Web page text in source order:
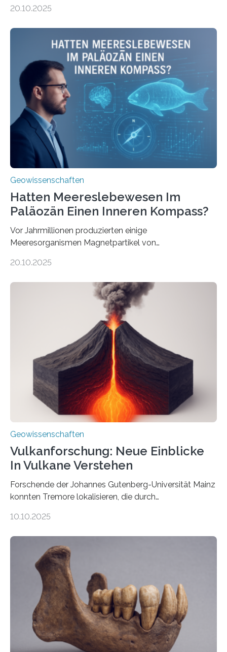
Umweltwissenschaften der Universität Bremen –
Stoffkreislauf im Ozean prägen. Die Überblicksstudie
mit dem Titel „Iron’s Irony“ ist in Communications Earth
& Environment erschienen. Die Studie fasst bestehende
Forschungsergebnisse zusammen und interpretiert sie
neu, um zu erklären, wie Eisen, das aus hydrothermalen
Systemen freigesetzt wird, über ganze Ozeanbecken
transportiert werden kann. „Das…
20.10.2025
Geowissenschaften
Hatten Meereslebewesen Im
Paläozän Einen Inneren Kompass?
Vor Jahrmillionen produzierten einige
Meeresorganismen Magnetpartikel von
Sedimenten zu finden sind. Nun ist es einem
Domänen auf einem dieser „Riesenmagnetfossilien” mit
einer raffinierten Methode an der Diamond-
Röntgenquelle zu kartieren. Ihre Analyse zeigt, dass
diese Partikel es den Organismen ermöglicht haben
könnten, winzige Schwankungen sowohl in der
Richtung als auch in der Intensität des Erdmagnetfelds
wahrzunehmen. Dadurch konnten sie sich verorten und
über den Ozean navigieren. Vor einigen Jahren…
20.10.2025
Geowissenschaften
Vulkanforschung: Neue Einblicke
In Vulkane Verstehen
Forschende der Johannes Gutenberg-Universität Mainz
konnten Tremore lokalisieren, die durch
Vulkan? Was passiert in der Erde darunter? Wo
erzeugt durch Magma oder Gase, die sich durch
Schlote einen Weg nach oben bahnen? Jun.-Prof. Dr.
Miriam Christina Reiss, Vulkanseismologin an der
Johannes Gutenberg-Universität Mainz (JGU), und ihr
Team haben am Vulkan Oldoinyo Lengai in Tansania
solche Tremore lokalisiert. „Wir konnten die Tremore
nicht nur nachweisen, sondern ihren Ort in…
10.10.2025